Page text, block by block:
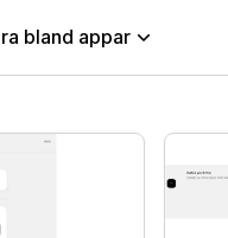
bland appar